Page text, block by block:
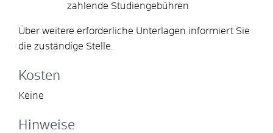
zahlende Studiengebühren
Über weitere erforderliche Unterlagen informiert Sie
die zuständige Stelle.
Kosten
Keine
Hinweise